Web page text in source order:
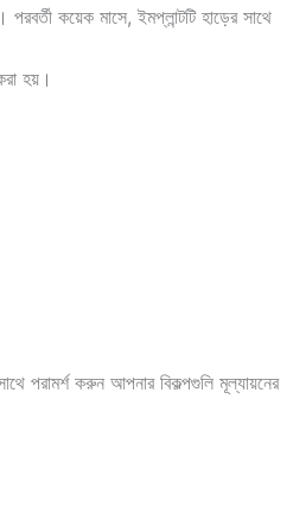
কয়েক মাসে, ইমপ্লান্টটি হাড়ের সাথে
হয়।
পরামর্শ করুন আপনার বিকল্পগুলি মূল্যায়নের